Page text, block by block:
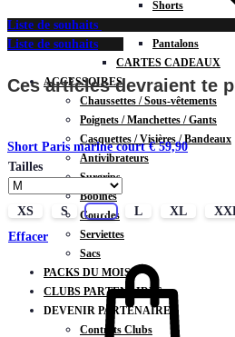
Shorts
Pantalons
CARTES CADEAUX
ACCESSOIRES
Chaussettes / Sous-vêtements
Poignets / Manchettes / Gants
Casquettes / Visières / Bandeaux
Antivibrateurs
Surgrips
Bobines
Gourdes
Serviettes
Sacs
PACKS DU MOIS
CLUBS PARTENAIRES
DEVENIR PARTENAIRE
Contrats Clubs
Liste de souhaits
Liste de souhaits
Ces articles devraient te
Short Paris marine court€59,90
Tailles
XS S M L XL
Effacer